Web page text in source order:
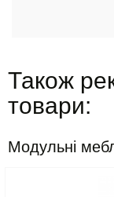
Також
товари:
Модульні